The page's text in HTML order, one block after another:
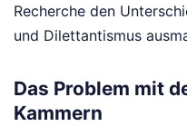
Recherche den
und Dilettantismus
Das Problem mit
Kammern